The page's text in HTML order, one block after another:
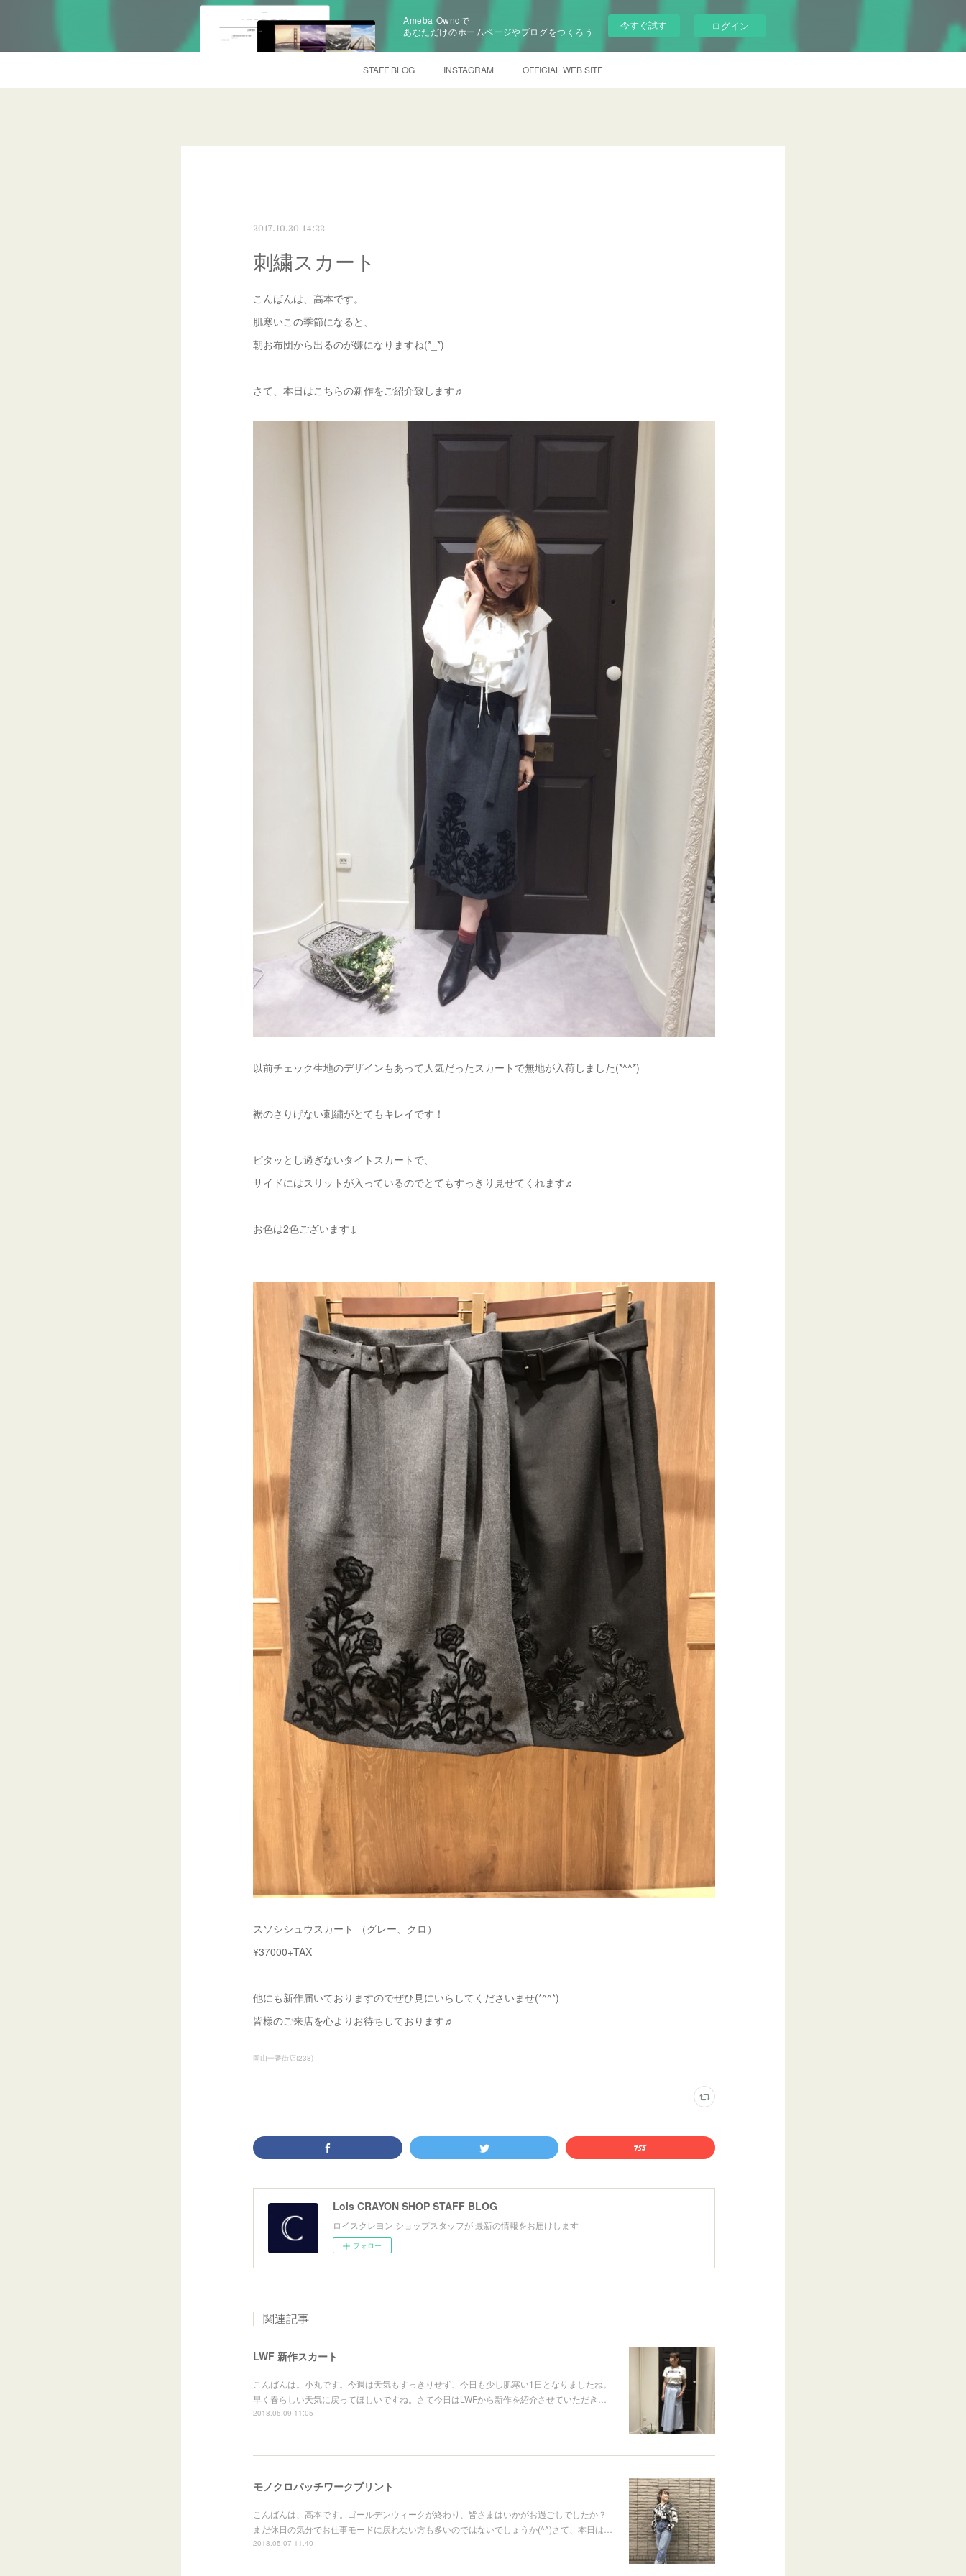
Ameba Owndで
あなただけのホームページやブログをつくろう
今すぐ試す ログイン
STAFF BLOG INSTAGRAM OFFICIAL WEB SITE
2017.10.30 14:22
刺繍スカート
こんばんは、高本です。
肌寒いこの季節になると、
朝お布団から出るのが嫌になりますね(*_*)
さて、本日はこちらの新作をご紹介致します♬
以前チェック生地のデザインもあって人気だったスカートで無地が入荷しました(*^^*)
裾のさりげない刺繍がとてもキレイです！
ピタッとし過ぎないタイトスカートで、
サイドにはスリットが入っているのでとてもすっきり見せてくれます♬
お色は2色ございます↓
スソシシュウスカート （グレー、クロ）
¥37000+TAX
他にも新作届いておりますのでぜひ見にいらしてくださいませ(*^^*)
皆様のご来店を心よりお待ちしております♬
岡山一番街店(238)
Lois CRAYON SHOP STAFF BLOG
ロイスクレヨン ショップスタッフが 最新の情報をお届けします
フォロー
関連記事
LWF 新作スカート
こんばんは。小丸です。今週は天気もすっきりせず、今日も少し肌寒い1日となりましたね。
早く春らしい天気に戻ってほしいですね。さて今日はLWFから新作を紹介させていただき…
2018.05.09 11:05
モノクロパッチワークプリント
こんばんは、高本です。ゴールデンウィークが終わり、皆さまはいかがお過ごしでしたか？
まだ休日の気分でお仕事モードに戻れない方も多いのではないでしょうか(^^)さて、本日は…
2018.05.07 11:40